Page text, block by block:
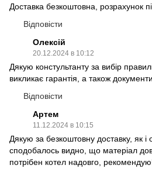
Доставка безкоштовна, розрахунок
Відповісти
Олексій
20.12.2024 в 10:12
Дякую констультанту за вибір
викликає гарантія, а також документи
Відповісти
Артем
11.12.2024 в 10:15
Дякую за безкоштовну доставку, як і
сподобалось видно, що матеріал
потрібен котел надовго,